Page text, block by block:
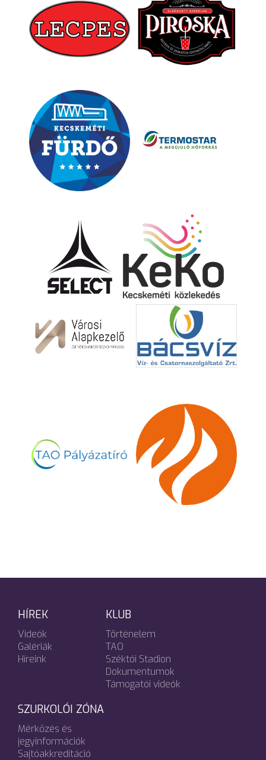
HÍREK
Videók
Galériák
Híreink
KLUB
Történelem
TAO
Széktói Stadion
Dokumentumok
Támogatói videók
SZURKOLÓI ZÓNA
Mérkőzés és
jegyinformációk
Sajtóakkreditáció